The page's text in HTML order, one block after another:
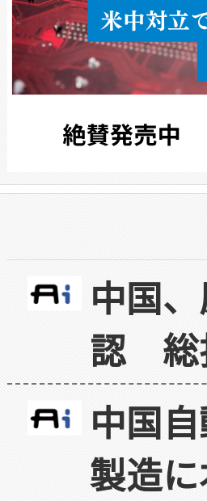
中国
認 総
中国
製造